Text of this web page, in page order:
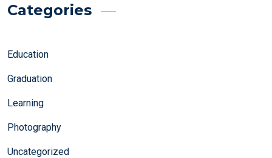
Categories
Education
Graduation
Learning
Photography
Uncategorized